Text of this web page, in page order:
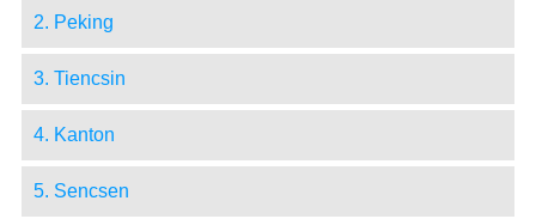
2. Peking
3. Tiencsin
4. Kanton
5. Sencsen